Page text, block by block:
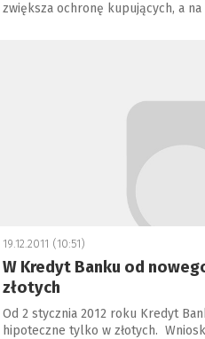
zwiększa ochronę kupujących, a
19.12.2011 (10:51)
W Kredyt Banku od
złotych
Od 2 stycznia 2012 roku Kredyt
hipoteczne tylko w złotych.